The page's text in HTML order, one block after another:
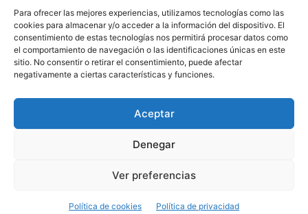
Para ofrecer las mejores experiencias, utilizamos tecnologías como las
cookies para almacenar y/o acceder a la información del dispositivo. El
consentimiento de estas tecnologías nos permitirá procesar datos como
el comportamiento de navegación o las identificaciones únicas en este
sitio. No consentir o retirar el consentimiento, puede afectar
negativamente a ciertas características y funciones.
Aceptar
Denegar
Ver preferencias
Política de cookies Política de privacidad
ABOUT US
Información Cultural de Málaga y otros de interés general
Contact us:musicamalaga55@gmail.com
FOLLOW US
© Musicamalaga